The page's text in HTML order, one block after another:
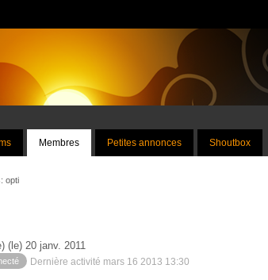
Membres Petites annonces Shoutbox
opti
(le) 20 janv. 2011
Dernière activité mars 16 2013 13:30